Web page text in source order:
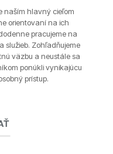
naším hlavný cieľom
orientovaní na ich
pracujeme na
služieb. Zohľadňujeme
väzbu a neustále sa
ponúkli vynikajúcu
prístup.